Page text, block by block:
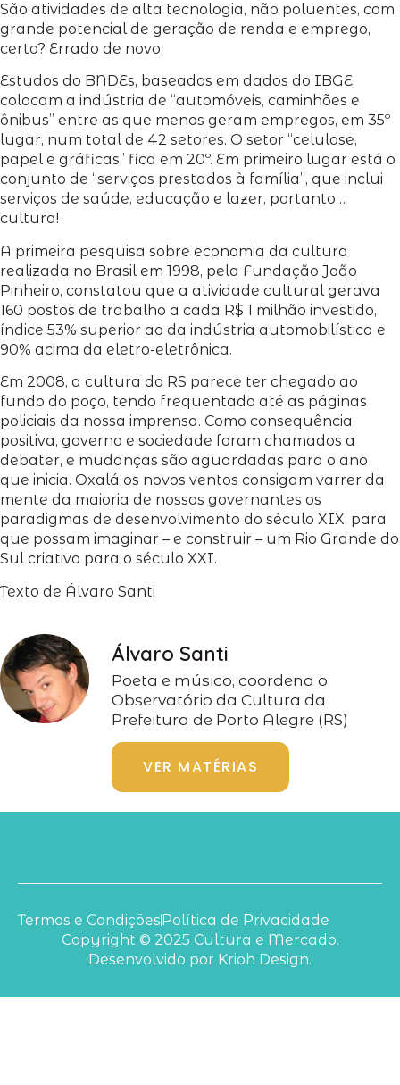
São atividades de alta tecnologia, não poluentes, com
grande potencial de geração de renda e emprego,
certo? Errado de novo.
Estudos do BNDEs, baseados em dados do IBGE,
colocam a indústria de “automóveis, caminhões e
ônibus” entre as que menos geram empregos, em 35º
lugar, num total de 42 setores. O setor “celulose,
papel e gráficas” fica em 20º. Em primeiro lugar está o
conjunto de “serviços prestados à família”, que inclui
serviços de saúde, educação e lazer, portanto…
cultura!
A primeira pesquisa sobre economia da cultura
realizada no Brasil em 1998, pela Fundação João
Pinheiro, constatou que a atividade cultural gerava
160 postos de trabalho a cada R$ 1 milhão investido,
índice 53% superior ao da indústria automobilística e
90% acima da eletro-eletrônica.
Em 2008, a cultura do RS parece ter chegado ao
fundo do poço, tendo frequentado até as páginas
policiais da nossa imprensa. Como consequência
positiva, governo e sociedade foram chamados a
debater, e mudanças são aguardadas para o ano
que inicia. Oxalá os novos ventos consigam varrer da
mente da maioria de nossos governantes os
paradigmas de desenvolvimento do século XIX, para
que possam imaginar – e construir – um Rio Grande do
Sul criativo para o século XXI.
Texto de Álvaro Santi
Álvaro Santi
Poeta e músico, coordena o
Observatório da Cultura da
Prefeitura de Porto Alegre (RS)
VER MATÉRIAS
Copyright © 2025 Cultura e Mercado.
Desenvolvido por Krioh Design.
Termos e CondiçõesPolítica de Privacidade